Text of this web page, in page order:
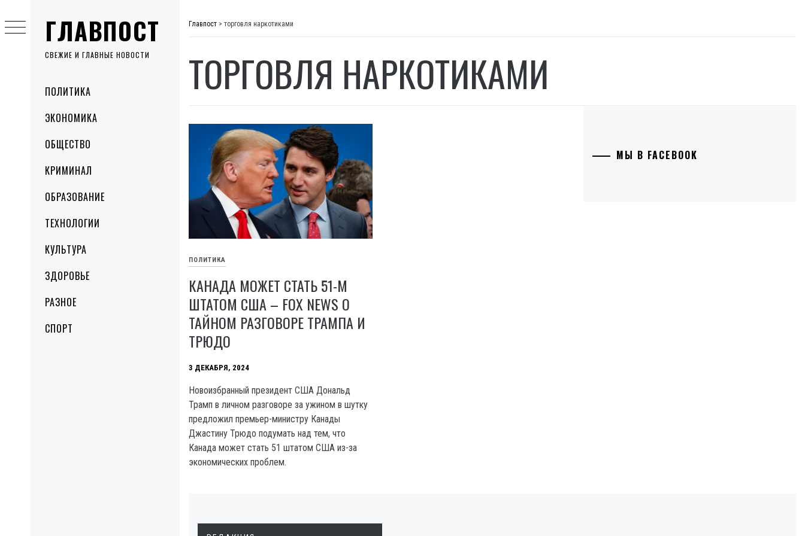
ГЛАВПОСТ
СВЕЖИЕ И ГЛАВНЫЕ НОВОСТИ
MenuПОЛИТИКА
ЭКОНОМИКА
ОБЩЕСТВО
КРИМИНАЛ
ОБРАЗОВАНИЕ
ТЕХНОЛОГИИ
КУЛЬТУРА
ЗДОРОВЬЕ
РАЗНОЕ
СПОРТ
to
content
Главпост > торговля наркотиками
ТОРГОВЛЯ НАРКОТИКАМИ
ПОЛИТИКА
КАНАДА МОЖЕТ СТАТЬ 51-М
ШТАТОМ США – FOX NEWS О
ТАЙНОМ РАЗГОВОРЕ ТРАМПА И
ТРЮДО
3 ДЕКАБРЯ, 2024
Новоизбранный президент США Дональд
Трамп в личном разговоре за ужином в шутку
предложил премьер-министру Канады
Джастину Трюдо подумать над тем, что
Канада может стать 51 штатом США из-за
экономических проблем.
МЫ В FACEBOOK